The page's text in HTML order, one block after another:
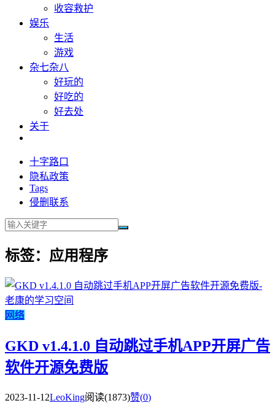
收容救护
娱乐
生活
游戏
杂七杂八
好玩的
好吃的
好去处
关于
十字路口
隐私政策
Tags
侵删联系
标签：应用程序
网络
GKD v1.4.1.0 自动跳过手机APP开屏广告
软件开源免费版
2023-11-12LeoKing阅读(1873)赞(0)